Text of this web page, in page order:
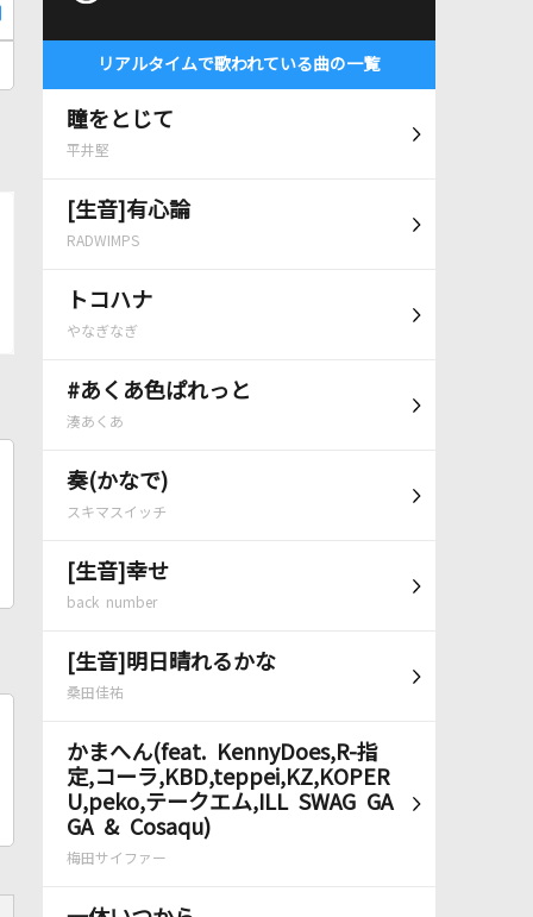
リアルタイムで歌われている曲の一覧
瞳をとじて
平井堅
[生音]有心論
RADWIMPS
トコハナ
やなぎなぎ
#あくあ色ぱれっと
湊あくあ
奏(かなで)
スキマスイッチ
[生音]幸せ
back number
[生音]明日晴れるかな
桑田佳祐
かまへん(feat. KennyDoes,R-指
定,コーラ,KBD,teppei,KZ,KOPER
U,peko,テークエム,ILL SWAG GA
GA & Cosaqu)
梅田サイファー